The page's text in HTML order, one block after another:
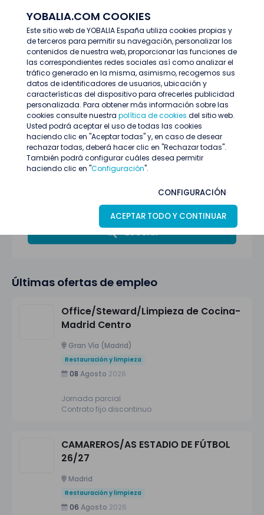
YOBALIA.COM COOKIES
Este sitio web de YOBALIA España utiliza cookies propias y
de terceros para permitir su navegación, personalizar los
contenidos de nuestra web, proporcionar las funciones de
las correspondientes redes sociales así como analizar el
tráfico generado en la misma, asimismo, recogemos sus
datos de identificadores de usuarios, ubicación y
características del dispositivo para ofrecerles publicidad
personalizada. Para obtener más información sobre las
cookies consulte nuestra política de cookies del sitio web.
Usted podrá aceptar el uso de todas las cookies
haciendo clic en "Aceptar todas" y, en caso de desear
rechazar todas, deberá hacer clic en "Rechazar todas".
También podrá configurar cuáles desea permitir
haciendo clic en "Configuración".
CONFIGURACIÓN
ACEPTAR TODO Y CONTINUAR
Últimas ofertas
Todas las provincias
Restauración y limpieza
BUSCAR
Últimas ofertas de empleo
Office/Steward/Limpieza de Cocina-
Madrid Centro
Gran Vía (Madrid)
Restauración y limpieza
08 Agosto 2026
Jornada parcial
Contrato fijo discontinuo
CAMAREROS/AS ESTADIO DE FÚTBOL
26/27
Madrid
Restauración y limpieza
06 Agosto 2026